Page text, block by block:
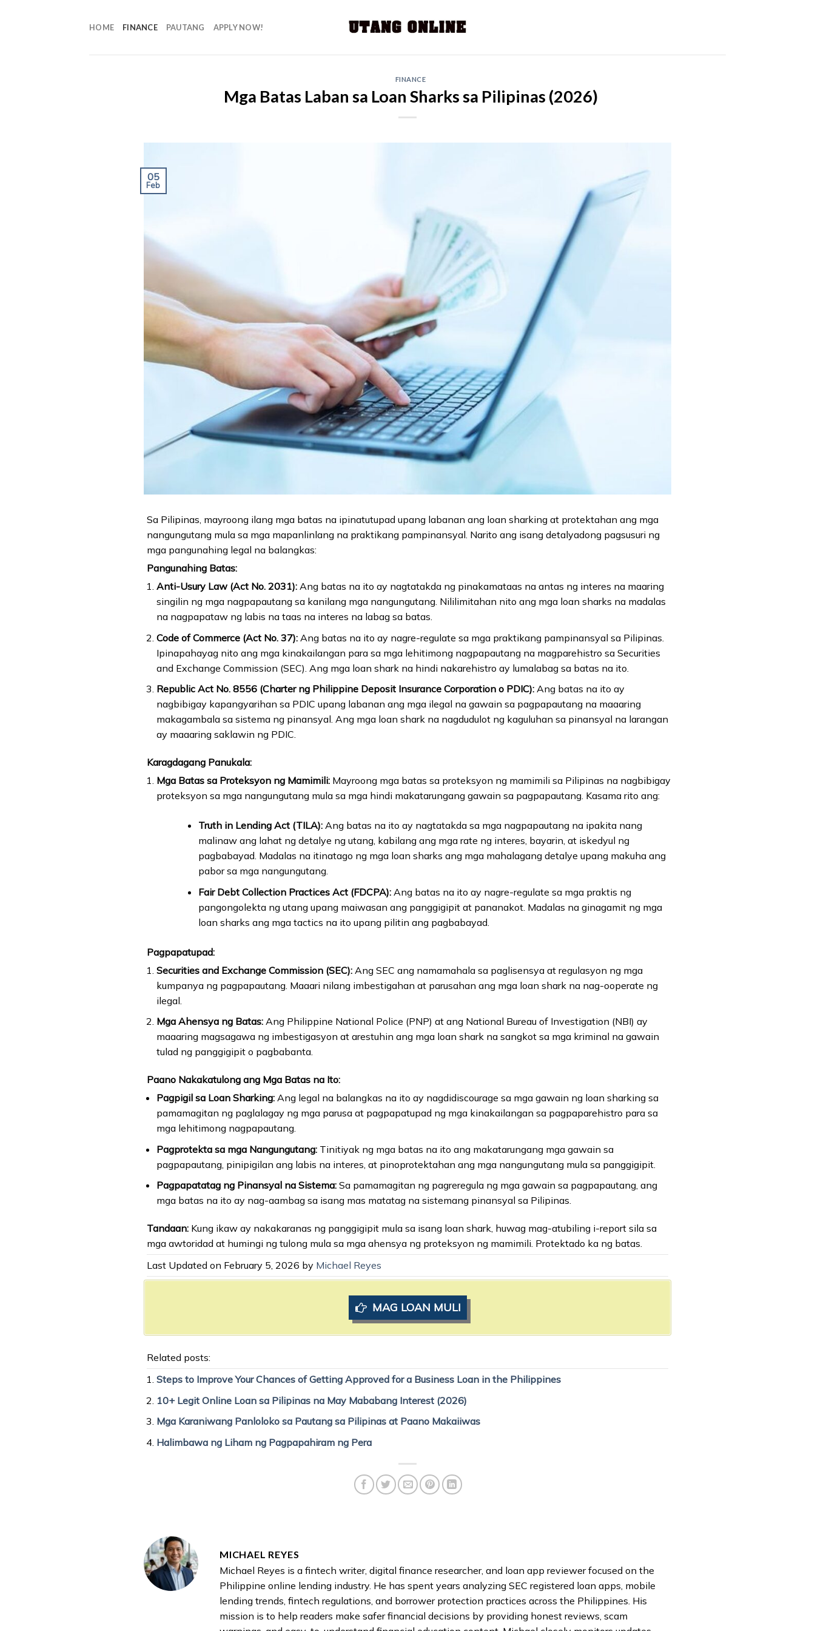
HOME FINANCE PAUTANG APPLY NOW!
FINANCE
Mga Batas Laban sa Loan Sharks sa Pilipinas (2026)
05
Feb
Sa Pilipinas, mayroong ilang mga batas na ipinatutupad upang labanan ang loan sharking at protektahan ang mga
nangungutang mula sa mga mapanlinlang na praktikang pampinansyal. Narito ang isang detalyadong pagsusuri ng
mga pangunahing legal na balangkas:
Pangunahing Batas:
Anti-Usury Law (Act No. 2031):Ang batas na ito ay nagtatakda ng pinakamataas na antas ng interes na maaring
singilin ng mga nagpapautang sa kanilang mga nangungutang. Nililimitahan nito ang mga loan sharks na madalas
na nagpapataw ng labis na taas na interes na labag sa batas.
Code of Commerce (Act No. 37):Ang batas na ito ay nagre-regulate sa mga praktikang pampinansyal sa Pilipinas.
Ipinapahayag nito ang mga kinakailangan para sa mga lehitimong nagpapautang na magparehistro sa Securities
and Exchange Commission (SEC). Ang mga loan shark na hindi nakarehistro ay lumalabag sa batas na ito.
Republic Act No. 8556 (Charter ng Philippine Deposit Insurance Corporation o PDIC):Ang batas na ito ay
nagbibigay kapangyarihan sa PDIC upang labanan ang mga ilegal na gawain sa pagpapautang na maaaring
makagambala sa sistema ng pinansyal. Ang mga loan shark na nagdudulot ng kaguluhan sa pinansyal na larangan
ay maaaring saklawin ng PDIC.
Karagdagang Panukala:
Mga Batas sa Proteksyon ng Mamimili:Mayroong mga batas sa proteksyon ng mamimili sa Pilipinas na nagbibigay
proteksyon sa mga nangungutang mula sa mga hindi makatarungang gawain sa pagpapautang. Kasama rito ang:
Truth in Lending Act (TILA):Ang batas na ito ay nagtatakda sa mga nagpapautang na ipakita nang
malinaw ang lahat ng detalye ng utang, kabilang ang mga rate ng interes, bayarin, at iskedyul ng
pagbabayad. Madalas na itinatago ng mga loan sharks ang mga mahalagang detalye upang makuha ang
pabor sa mga nangungutang.
Fair Debt Collection Practices Act (FDCPA):Ang batas na ito ay nagre-regulate sa mga praktis ng
pangongolekta ng utang upang maiwasan ang panggigipit at pananakot. Madalas na ginagamit ng mga
loan sharks ang mga tactics na ito upang pilitin ang pagbabayad.
Pagpapatupad:
Securities and Exchange Commission (SEC):Ang SEC ang namamahala sa paglisensya at regulasyon ng mga
kumpanya ng pagpapautang. Maaari nilang imbestigahan at parusahan ang mga loan shark na nag-ooperate ng
ilegal.
Mga Ahensya ng Batas:Ang Philippine National Police (PNP) at ang National Bureau of Investigation (NBI) ay
maaaring magsagawa ng imbestigasyon at arestuhin ang mga loan shark na sangkot sa mga kriminal na gawain
tulad ng panggigipit o pagbabanta.
Paano Nakakatulong ang Mga Batas na Ito:
Pagpigil sa Loan Sharking:Ang legal na balangkas na ito ay nagdidiscourage sa mga gawain ng loan sharking sa
pamamagitan ng paglalagay ng mga parusa at pagpapatupad ng mga kinakailangan sa pagpaparehistro para sa
mga lehitimong nagpapautang.
Pagprotekta sa mga Nangungutang:Tinitiyak ng mga batas na ito ang makatarungang mga gawain sa
pagpapautang, pinipigilan ang labis na interes, at pinoprotektahan ang mga nangungutang mula sa panggigipit.
Pagpapatatag ng Pinansyal na Sistema:Sa pamamagitan ng pagreregula ng mga gawain sa pagpapautang, ang
mga batas na ito ay nag-aambag sa isang mas matatag na sistemang pinansyal sa Pilipinas.
Tandaan: Kung ikaw ay nakakaranas ng panggigipit mula sa isang loan shark, huwag mag-atubiling i-report sila sa
mga awtoridad at humingi ng tulong mula sa mga ahensya ng proteksyon ng mamimili. Protektado ka ng batas.
Last Updated on February 5, 2026 by Michael Reyes
MAG LOAN MULI
Related posts:
Steps to Improve Your Chances of Getting Approved for a Business Loan in the Philippines
10+ Legit Online Loan sa Pilipinas na May Mababang Interest (2026)
Mga Karaniwang Panloloko sa Pautang sa Pilipinas at Paano Makaiiwas
Halimbawa ng Liham ng Pagpapahiram ng Pera
MICHAEL REYES
Michael Reyes is a fintech writer, digital finance researcher, and loan app reviewer focused on the
Philippine online lending industry. He has spent years analyzing SEC registered loan apps, mobile
lending trends, fintech regulations, and borrower protection practices across the Philippines. His
mission is to help readers make safer financial decisions by providing honest reviews, scam